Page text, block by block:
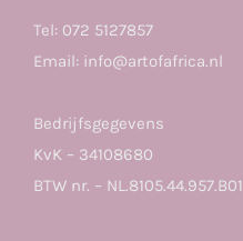
Tel: 072 5127857
Email: info@artofafrica.nl
Bedrijfsgegevens
KvK – 34108680
BTW nr. – NL.8105.44.957.B01